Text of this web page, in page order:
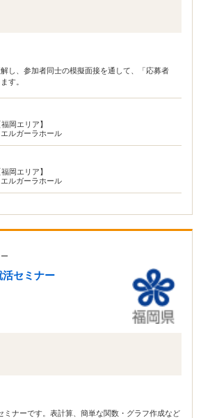
し、参加者同士の模擬面接を通して、「応募者
す。
福岡エリア】
エルガーラホール
福岡エリア】
エルガーラホール
セミナー
ミナーです。表計算、簡単な関数・グラフ作成など